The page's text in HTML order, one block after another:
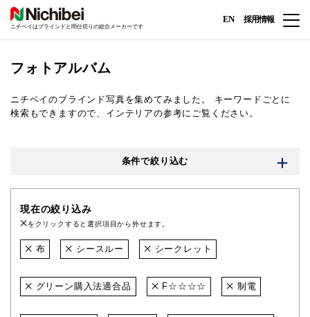
ニチベイはブラインドと間仕切りの総合メーカーです
EN 採用情報
フォトアルバム
ニチベイのブラインド写真を集めてみました。
キーワードごとに
検索もできますので、インテリアの参考にご覧ください。
条件で絞り込む
現在の絞り込み
をクリックすると選択項目から外せます。
布 シースルー シークレット
グリーン購入法適合品 F☆☆☆☆ 制電